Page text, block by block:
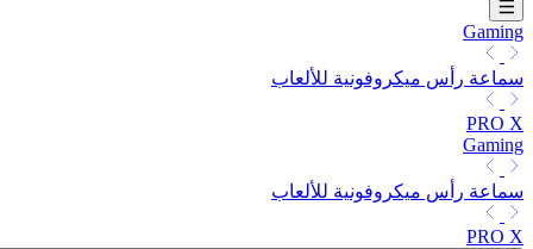
Gaming
سماعة رأس ميكروفونية للألعاب
PRO X
Gaming
سماعة رأس ميكروفونية للألعاب
PRO X